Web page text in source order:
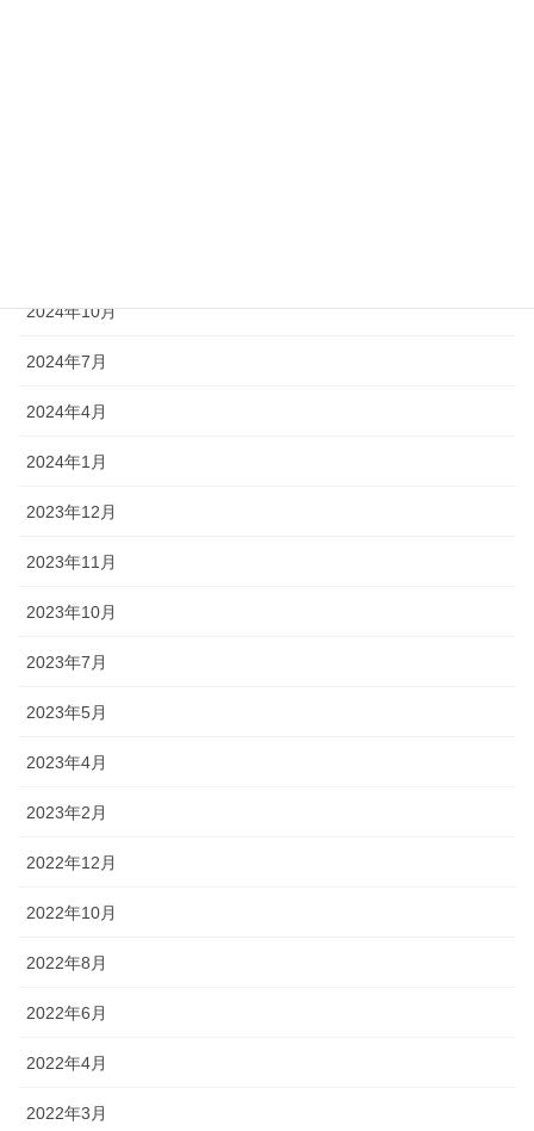
2024年10月
2024年7月
2024年4月
2024年1月
2023年12月
2023年11月
2023年10月
2023年7月
2023年5月
2023年4月
2023年2月
2022年12月
2022年10月
2022年8月
2022年6月
2022年4月
2022年3月